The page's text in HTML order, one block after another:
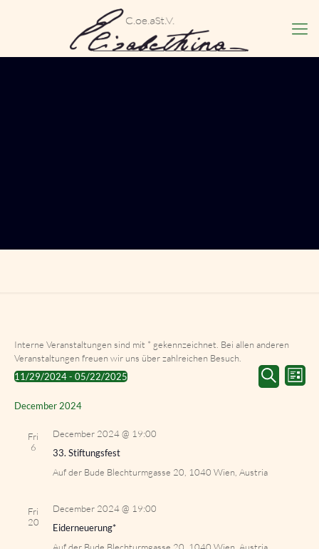
Interne Veranstaltungen sind mit * gekennzeichnet. Bei allen anderen
Veranstaltungen freuen wir uns über zahlreichen Besuch.
Events
Search
Search
Event
Views
List
11/29/2024 - 05/22/2025
date.
December 2024
Fri
6
December 2024 @ 19:00
33. Stiftungsfest
Auf der Bude Blechturmgasse 20, 1040 Wien, Austria
Fri
20
December 2024 @ 19:00
Eiderneuerung*